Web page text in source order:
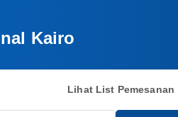
Kairo
Lihat List Pemesanan